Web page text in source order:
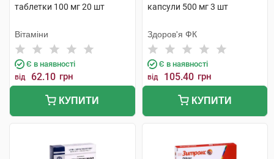
таблетки 100 мг 20 шт
Вітаміни
Є в наявності
від 62.10 грн
КУПИТИ
капсули 500 мг 3 шт
Здоров'я ФК
Є в наявності
від 105.40 грн
КУПИТИ